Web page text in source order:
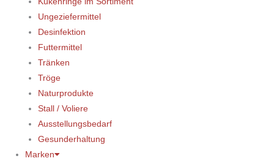
Ungeziefermittel
Desinfektion
Futtermittel
Tränken
Tröge
Naturprodukte
Stall / Voliere
Ausstellungsbedarf
Gesunderhaltung
Marken